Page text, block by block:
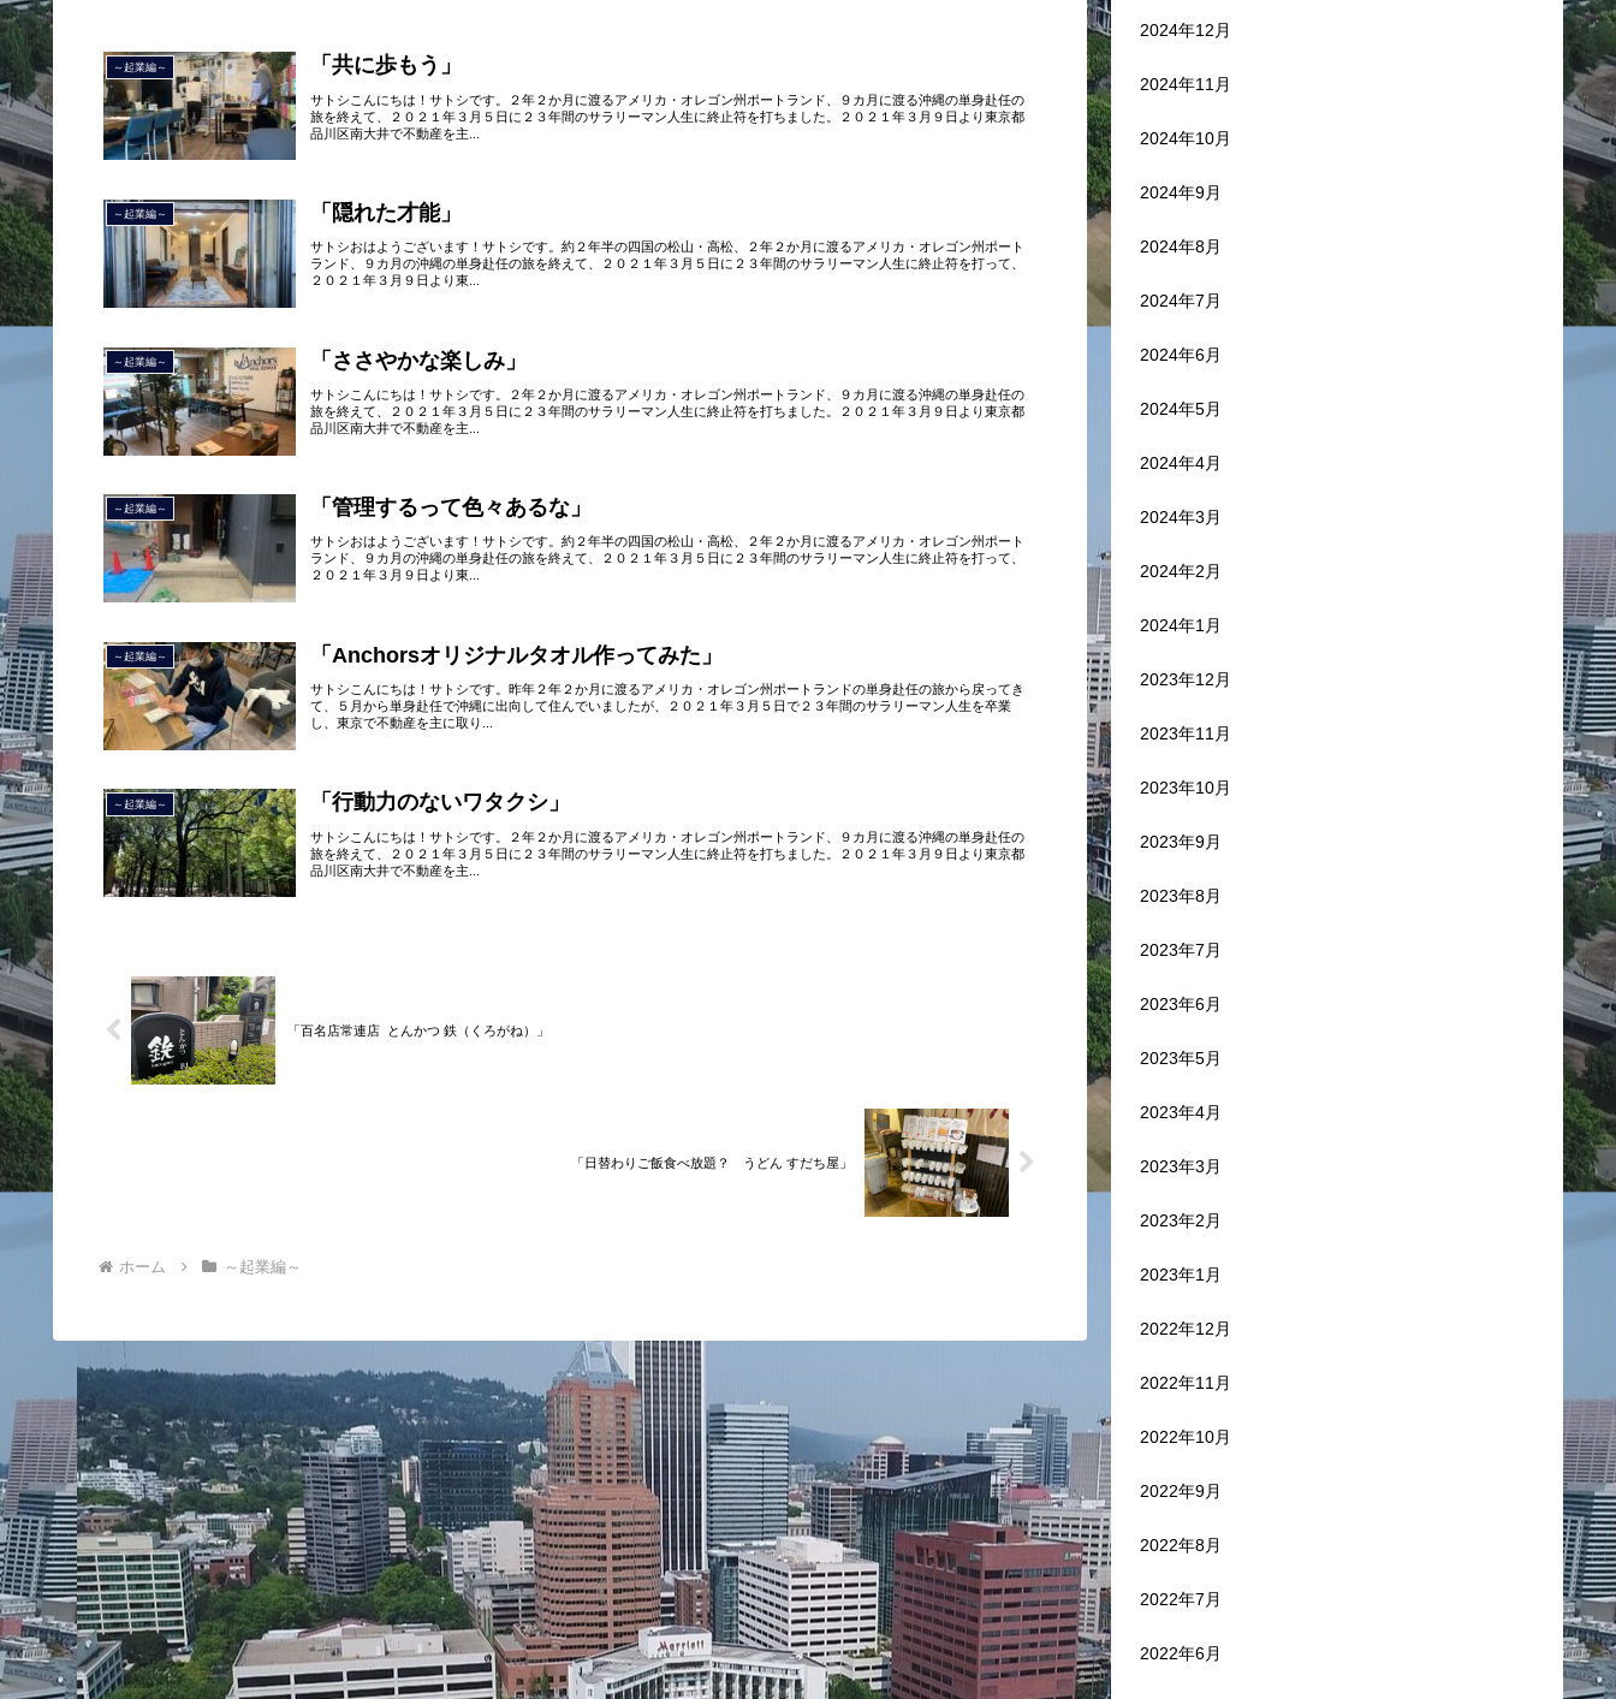
～起業編～ 「共に歩もう」
サトシこんにちは！サトシです。２年２か月に渡るアメリカ・オレゴン州ポートランド、９カ月に渡る沖縄の単身赴任の
旅を終えて、２０２１年３月５日に２３年間のサラリーマン人生に終止符を打ちました。２０２１年３月９日より東京都
品川区南大井で不動産を主...
～起業編～ 「隠れた才能」
サトシおはようございます！サトシです。約２年半の四国の松山・高松、２年２か月に渡るアメリカ・オレゴン州ポート
ランド、９カ月の沖縄の単身赴任の旅を終えて、２０２１年３月５日に２３年間のサラリーマン人生に終止符を打って、
２０２１年３月９日より東...
～起業編～ 「ささやかな楽しみ」
サトシこんにちは！サトシです。２年２か月に渡るアメリカ・オレゴン州ポートランド、９カ月に渡る沖縄の単身赴任の
旅を終えて、２０２１年３月５日に２３年間のサラリーマン人生に終止符を打ちました。２０２１年３月９日より東京都
品川区南大井で不動産を主...
～起業編～ 「管理するって色々あるな」
サトシおはようございます！サトシです。約２年半の四国の松山・高松、２年２か月に渡るアメリカ・オレゴン州ポート
ランド、９カ月の沖縄の単身赴任の旅を終えて、２０２１年３月５日に２３年間のサラリーマン人生に終止符を打って、
２０２１年３月９日より東...
～起業編～ 「Anchorsオリジナルタオル作ってみた」
サトシこんにちは！サトシです。昨年２年２か月に渡るアメリカ・オレゴン州ポートランドの単身赴任の旅から戻ってき
て、５月から単身赴任で沖縄に出向して住んでいましたが、２０２１年３月５日で２３年間のサラリーマン人生を卒業
し、東京で不動産を主に取り...
～起業編～ 「行動力のないワタクシ」
サトシこんにちは！サトシです。２年２か月に渡るアメリカ・オレゴン州ポートランド、９カ月に渡る沖縄の単身赴任の
旅を終えて、２０２１年３月５日に２３年間のサラリーマン人生に終止符を打ちました。２０２１年３月９日より東京都
品川区南大井で不動産を主...
「百名店常連店 とんかつ 鉄（くろがね）」
「日替わりご飯食べ放題？ うどん すだち屋」
ホーム ～起業編～
2024年12月
2024年11月
2024年10月
2024年9月
2024年8月
2024年7月
2024年6月
2024年5月
2024年4月
2024年3月
2024年2月
2024年1月
2023年12月
2023年11月
2023年10月
2023年9月
2023年8月
2023年7月
2023年6月
2023年5月
2023年4月
2023年3月
2023年2月
2023年1月
2022年12月
2022年11月
2022年10月
2022年9月
2022年8月
2022年7月
2022年6月